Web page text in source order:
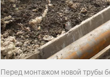
Перед монтажом новой трубы